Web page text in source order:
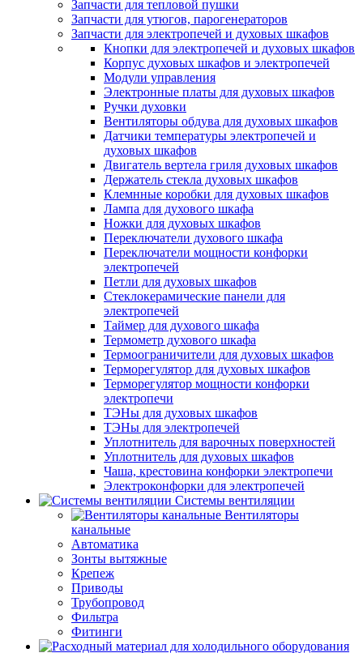
Запчасти для тепловой пушки
Запчасти для утюгов, парогенераторов
Запчасти для электропечей и духовых шкафов
Кнопки для электропечей и духовых шкафов
Корпус духовых шкафов и электропечей
Модули управления
Электронные платы для духовых шкафов
Ручки духовки
Вентиляторы обдува для духовых шкафов
Датчики температуры электропечей и
духовых шкафов
Двигатель вертела гриля духовых шкафов
Держатель стекла духовых шкафов
Клемнные коробки для духовых шкафов
Лампа для духового шкафа
Ножки для духовых шкафов
Переключатели духового шкафа
Переключатели мощности конфорки
электропечей
Петли для духовых шкафов
Стеклокерамические панели для
электропечей
Таймер для духового шкафа
Термометр духового шкафа
Термоограничители для духовых шкафов
Терморегулятор для духовых шкафов
Терморегулятор мощности конфорки
электропечи
ТЭНы для духовых шкафов
ТЭНы для электропечей
Уплотнитель для варочных поверхностей
Уплотнитель для духовых шкафов
Чаша, крестовина конфорки электропечи
Электроконфорки для электропечей
Системы вентиляции
Вентиляторы
канальные
Автоматика
Зонты вытяжные
Крепеж
Приводы
Трубопровод
Фильтра
Фитинги